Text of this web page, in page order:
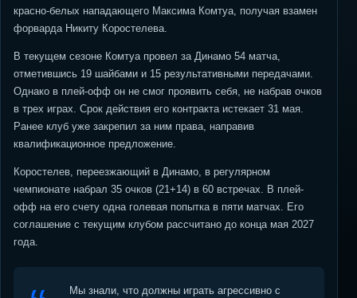
красно-белых нападающего Максима Комтуа, получая взамен
форварда Никиту Коростелева.
В текущем сезоне Комтуа провел за Динамо 54 матча,
отметившись 19 шайбами и 15 результативными передачами.
Однако в плей-офф он не смог проявить себя, не набрав очков
в трех играх. Срок действия его контракта истекает 31 мая.
Ранее клуб уже закрепил за ним права, направив
квалификационное предложение.
Коростелев, переезжающий в Динамо, в регулярном
чемпионате набрал 35 очков (21+14) в 60 встречах. В плей-
офф на его счету одна голевая попытка в пяти матчах. Его
соглашение с текущим клубом рассчитано до конца мая 2027
года.
Мы знали, что должны играть агрессивно с